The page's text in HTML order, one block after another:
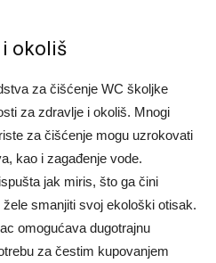
i okoliš
za čišćenje WC školjke
za zdravlje i okoliš. Mnogi
za čišćenje mogu uzrokovati
kao i zagađenje vode.
jak miris, što ga čini
smanjiti svoj ekološki otisak.
omogućava dugotrajnu
za čestim kupovanjem